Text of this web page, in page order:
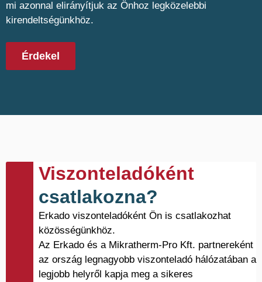
mi azonnal elirányítjuk az Önhoz legközelebbi
kirendeltségünkhöz.
Érdekel
Viszonteladóként
csatlakozna?
Erkado viszonteladóként Ön is csatlakozhat
közösségünkhöz.
Az Erkado és a Mikratherm-Pro Kft. partnereként
az ország legnagyobb viszonteladó hálózatában a
legjobb helyről kapja meg a sikeres